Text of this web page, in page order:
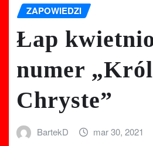
ZAPOWIEDZI
Łap
numer
Chryste”
BartekD mar 30, 2021